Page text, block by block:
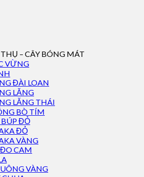
– CÂY BÓNG MÁT
VỪNG
ĐÀI LOAN
LĂNG
LĂNG THÁI
BÒ TÍM
ĐỎ
ĐỎ
VÀNG
ĐO CAM
VÀNG